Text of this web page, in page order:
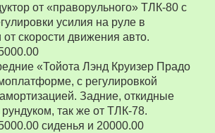
от «праворульного» ТЛК-80 с
усилия на руле в
от скорости движения авто.
«Тойота Лэнд Круизер Прадо
с регулировкой
Задние, откидные
так же от ТЛК-78.
сиденья и 20000.00